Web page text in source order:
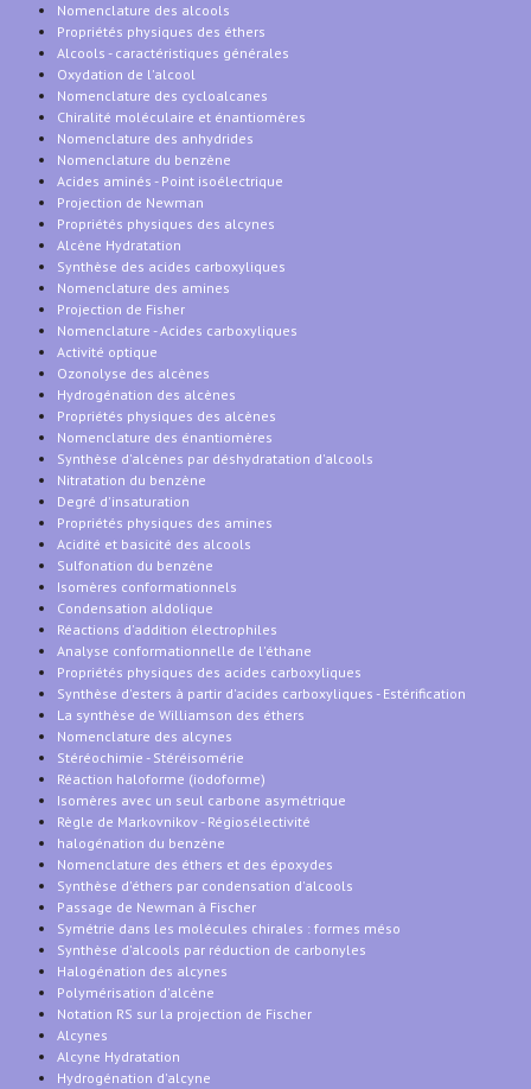
Nomenclature des alcools
Propriétés physiques des éthers
Alcools - caractéristiques générales
Oxydation de l'alcool
Nomenclature des cycloalcanes
Chiralité moléculaire et énantiomères
Nomenclature des anhydrides
Nomenclature du benzène
Acides aminés - Point isoélectrique
Projection de Newman
Propriétés physiques des alcynes
Alcène Hydratation
Synthèse des acides carboxyliques
Nomenclature des amines
Projection de Fisher
Nomenclature - Acides carboxyliques
Activité optique
Ozonolyse des alcènes
Hydrogénation des alcènes
Propriétés physiques des alcènes
Nomenclature des énantiomères
Synthèse d'alcènes par déshydratation d'alcools
Nitratation du benzène
Degré d'insaturation
Propriétés physiques des amines
Acidité et basicité des alcools
Sulfonation du benzène
Isomères conformationnels
Condensation aldolique
Réactions d'addition électrophiles
Analyse conformationnelle de l'éthane
Propriétés physiques des acides carboxyliques
Synthèse d'esters à partir d'acides carboxyliques - Estérification
La synthèse de Williamson des éthers
Nomenclature des alcynes
Stéréochimie - Stéréisomérie
Réaction haloforme (iodoforme)
Isomères avec un seul carbone asymétrique
Règle de Markovnikov - Régiosélectivité
halogénation du benzène
Nomenclature des éthers et des époxydes
Synthèse d'éthers par condensation d'alcools
Passage de Newman à Fischer
Symétrie dans les molécules chirales : formes méso
Synthèse d'alcools par réduction de carbonyles
Halogénation des alcynes
Polymérisation d'alcène
Notation RS sur la projection de Fischer
Alcynes
Alcyne Hydratation
Hydrogénation d'alcyne